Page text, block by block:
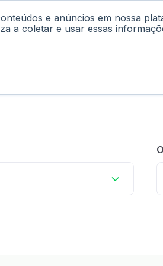
e anúncios em nossa
a coletar e usar essas
Labs Falar com Consultor